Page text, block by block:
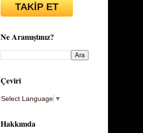
TAKİP ET
Ne Aramıştınız?
Çeviri
Select Language ▼
Hakkımda